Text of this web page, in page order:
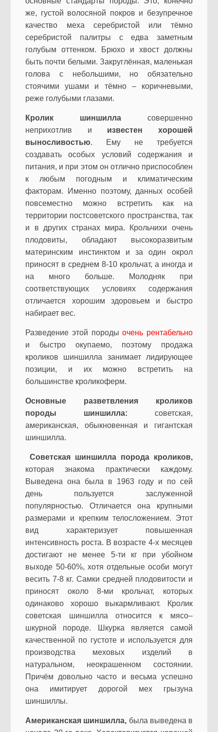
же, густой волосяной покров и безупречное
качество меха серебристой или тёмно
серебристой палитры с едва заметным
голубым оттенком. Брюхо и хвост должны
быть почти белыми. Закруглённая, маленькая
голова с небольшими, но обязательно
стоячими ушами и тёмно – коричневыми,
реже голубыми глазами.
Кролик шиншилла совершенно
неприхотлив и известен хорошей
выносливостью. Ему не требуется
создавать особых условий содержания и
питания, и при этом он отлично приспособлен
к любым погодным и климатическим
факторам. Именно поэтому, данных особей
повсеместно можно встретить как на
территории постсоветского пространства, так
и в других странах мира. Крольчихи очень
плодовиты, обладают высокоразвитым
материнским инстинктом и за один окрол
приносят в среднем 8-10 крольчат, а иногда и
на много больше. Молодняк при
соответствующих условиях содержания
отличается хорошим здоровьем и быстро
набирает вес.
Разведение этой породыочень рентабельно
и быстро окупаемо, поэтому продажа
кроликов шиншилла занимает лидирующее
позиции, и их можно встретить на
большинстве кроликоферм.
Основные разветвления кроликов
породы шиншилла: советская,
американская, обыкновенная и гигантская
шиншилла.
Советская шиншилла порода кроликов,
которая знакома практически каждому.
Выведена она была в 1963 году и по сей
день пользуется заслуженной
популярностью. Отличается она крупными
размерами и крепким телосложением. Этот
вид характеризует повышенная
интенсивность роста. В возрасте 4-х месяцев
достигают не менее 5-ти кг при убойном
выходе 50-60%, хотя отдельные особи могут
весить 7-8 кг. Самки средней плодовитости и
приносят около 8-ми крольчат, которых
одинаково хорошо выкармливают. Кролик
советская шиншилла относится к мясо–
шкурной породе. Шкурка является самой
качественной по густоте и используется для
производства меховых изделий в
натуральном, неокрашенном состоянии.
Причём довольно часто и весьма успешно
она имитирует дорогой мех грызуна
шиншиллы.
Американская шиншилла, была выведена в